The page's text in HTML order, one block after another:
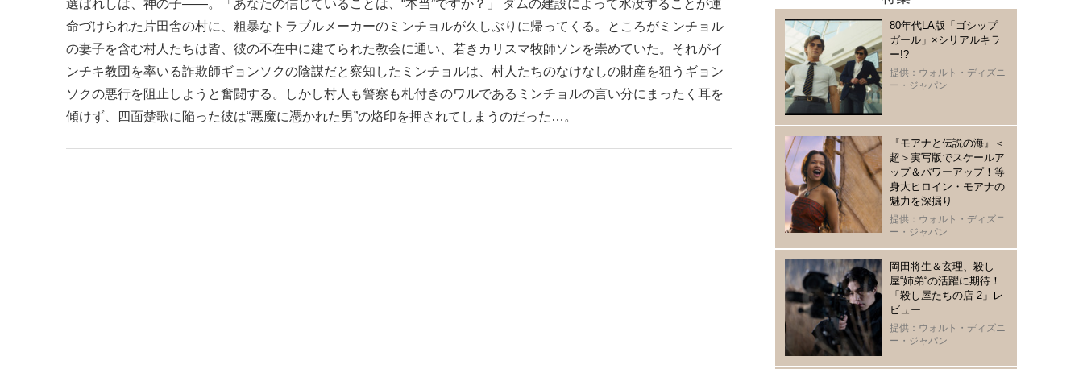
選ばれしは、神の子――。「あなたの信じていることは、“本当”ですか？」 ダムの建設によって水没することが運
命づけられた片田舎の村に、粗暴なトラブルメーカーのミンチョルが久しぶりに帰ってくる。ところがミンチョル
の妻子を含む村人たちは皆、彼の不在中に建てられた教会に通い、若きカリスマ牧師ソンを崇めていた。それがイ
ンチキ教団を率いる詐欺師ギョンソクの陰謀だと察知したミンチョルは、村人たちのなけなしの財産を狙うギョン
ソクの悪行を阻止しようと奮闘する。しかし村人も警察も札付きのワルであるミンチョルの言い分にまったく耳を
傾けず、四面楚歌に陥った彼は“悪魔に憑かれた男”の烙印を押されてしまうのだった…。
80年代LA版「ゴシップ
ガール」×シリアルキラ
ー!?
提供：ウォルト・ディズニ
ー・ジャパン
『モアナと伝説の海』＜
超＞実写版でスケールア
ップ＆パワーアップ！等
身大ヒロイン・モアナの
魅力を深掘り
提供：ウォルト・ディズニ
ー・ジャパン
岡田将生＆玄理、殺し
屋“姉弟“の活躍に期待！
「殺し屋たちの店 2」レ
ビュー
提供：ウォルト・ディズニ
ー・ジャパン